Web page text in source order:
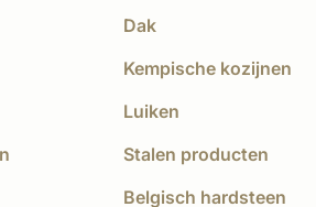
Dak
Kempische kozijnen
Luiken
Stalen producten
Belgisch hardsteen